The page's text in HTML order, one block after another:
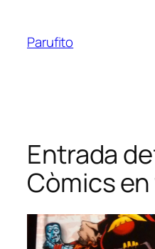
contingut
Parufito
Entrada
Còmics